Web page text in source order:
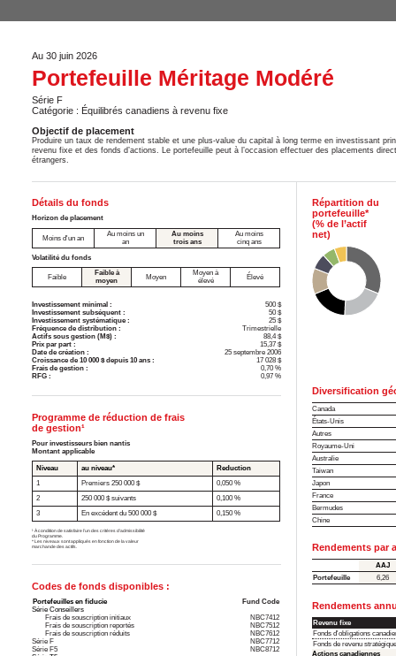
Au 30 juin 2026
Portefeuille Méritage Modéré
Série F
Catégorie : Équilibrés canadiens à revenu fixe
Objectif de placement
Produire un taux de rendement stable et une plus-value du capital à long terme en investissant
revenu fixe et des fonds d’actions. Le portefeuille peut à l’occasion effectuer des placements
étrangers.
Détails du fonds
Horizon de placement
Moins d'un an
Au moins un
an
Au moins
trois ans
Au moins
cinq ans
Volatilité du fonds
Faible
Faible à
moyen
Moyen
Moyen à
élevé
Élevé
Investissement minimal :
500 $
Investissement subséquent :
50 $
Investissement systématique :
25 $
Fréquence de distribution :
Trimestrielle
Actifs sous gestion (M$) :
88,4 $
Prix par part :
15,37 $
Date de création :
25 septembre 2006
Croissance de 10 000 $ depuis 10 ans :
17 028 $
Frais de gestion :
0,70 %
RFG :
0,97 %
Programme de réduction de frais
de gestion¹
Pour investisseurs bien nantis
Montant applicable
Niveau au niveau*
Reduction
1
Premiers 250 000 $
0,050 %
2
250 000 $ suivants
0,100 %
3
En excédent du 500 000 $ 0,150 %
¹ À condition de satisfaire l’un des critères d’admissibilité
du Programme.
* Les niveaux sont appliqués en fonction de la valeur
marchande des actifs.
Codes de fonds disponibles :
Portefeuilles en fiducie
Fund Code
Série Conseillers
Frais de souscription initiaux
NBC7412
Frais de souscription reportés
NBC7512
Frais de souscription réduits
NBC7612
Série F
NBC7712
Série F5
NBC8712
Répartition du
portefeuille*
(% de l’actif
net)
Diversification
Canada
États-Unis
Autres
Royaume-Uni
Australie
Taiwan
Japon
France
Bermudes
Chine
Rendements par
AAJ
Portefeuille
6,26
Rendements
Revenu fixe
Fonds d'obligations
Fonds de revenu
Actions canadiennes